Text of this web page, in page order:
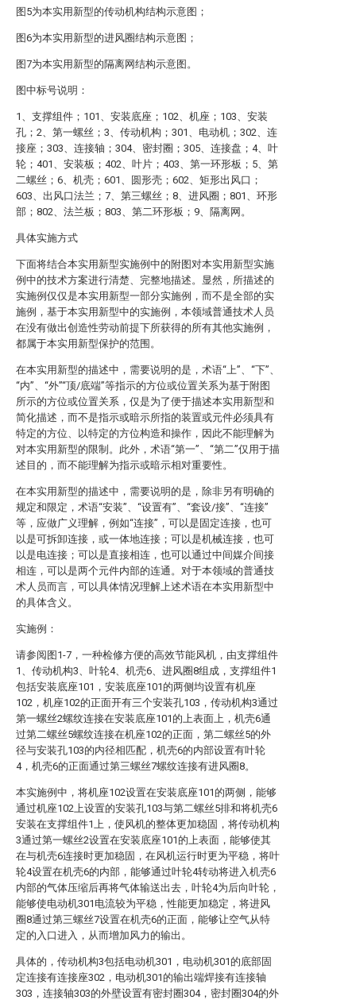
图5为本实用新型的传动机构结构示意图；
图6为本实用新型的进风圈结构示意图；
图7为本实用新型的隔离网结构示意图。
图中标号说明：
1、支撑组件；101、安装底座；102、机座；103、安装
孔；2、第一螺丝；3、传动机构；301、电动机；302、连
接座；303、连接轴；304、密封圈；305、连接盘；4、叶
轮；401、安装板；402、叶片；403、第一环形板；5、第
二螺丝；6、机壳；601、圆形壳；602、矩形出风口；
603、出风口法兰；7、第三螺丝；8、进风圈；801、环形
部；802、法兰板；803、第二环形板；9、隔离网。
具体实施方式
下面将结合本实用新型实施例中的附图对本实用新型实施
例中的技术方案进行清楚、完整地描述。显然，所描述的
实施例仅仅是本实用新型一部分实施例，而不是全部的实
施例，基于本实用新型中的实施例，本领域普通技术人员
在没有做出创造性劳动前提下所获得的所有其他实施例，
都属于本实用新型保护的范围。
在本实用新型的描述中，需要说明的是，术语“上”、“下”、
“内”、“外”“顶/底端”等指示的方位或位置关系为基于附图
所示的方位或位置关系，仅是为了便于描述本实用新型和
简化描述，而不是指示或暗示所指的装置或元件必须具有
特定的方位、以特定的方位构造和操作，因此不能理解为
对本实用新型的限制。此外，术语“第一”、“第二”仅用于描
述目的，而不能理解为指示或暗示相对重要性。
在本实用新型的描述中，需要说明的是，除非另有明确的
规定和限定，术语“安装”、“设置有”、“套设/接”、“连接”
等，应做广义理解，例如“连接”，可以是固定连接，也可
以是可拆卸连接，或一体地连接；可以是机械连接，也可
以是电连接；可以是直接相连，也可以通过中间媒介间接
相连，可以是两个元件内部的连通。对于本领域的普通技
术人员而言，可以具体情况理解上述术语在本实用新型中
的具体含义。
实施例：
请参阅图1-7，一种检修方便的高效节能风机，由支撑组件
1、传动机构3、叶轮4、机壳6、进风圈8组成，支撑组件1
包括安装底座101，安装底座101的两侧均设置有机座
102，机座102的正面开有三个安装孔103，传动机构3通过
第一螺丝2螺纹连接在安装底座101的上表面上，机壳6通
过第二螺丝5螺纹连接在机座102的正面，第二螺丝5的外
径与安装孔103的内径相匹配，机壳6的内部设置有叶轮
4，机壳6的正面通过第三螺丝7螺纹连接有进风圈8。
本实施例中，将机座102设置在安装底座101的两侧，能够
通过机座102上设置的安装孔103与第二螺丝5排和将机壳6
安装在支撑组件1上，使风机的整体更加稳固，将传动机构
3通过第一螺丝2设置在安装底座101的上表面，能够使其
在与机壳6连接时更加稳固，在风机运行时更为平稳，将叶
轮4设置在机壳6的内部，能够通过叶轮4转动将进入机壳6
内部的气体压缩后再将气体输送出去，叶轮4为后向叶轮，
能够使电动机301电流较为平稳，性能更加稳定，将进风
圈8通过第三螺丝7设置在机壳6的正面，能够让空气从特
定的入口进入，从而增加风力的输出。
具体的，传动机构3包括电动机301，电动机301的底部固
定连接有连接座302，电动机301的输出端焊接有连接轴
303，连接轴303的外壁设置有密封圈304，密封圈304的外